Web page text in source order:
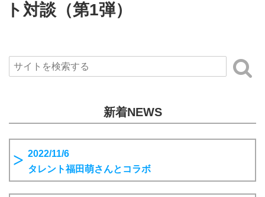
ト対談（第1弾）
新着NEWS
2022/11/6
タレント福田萌さんとコラボ